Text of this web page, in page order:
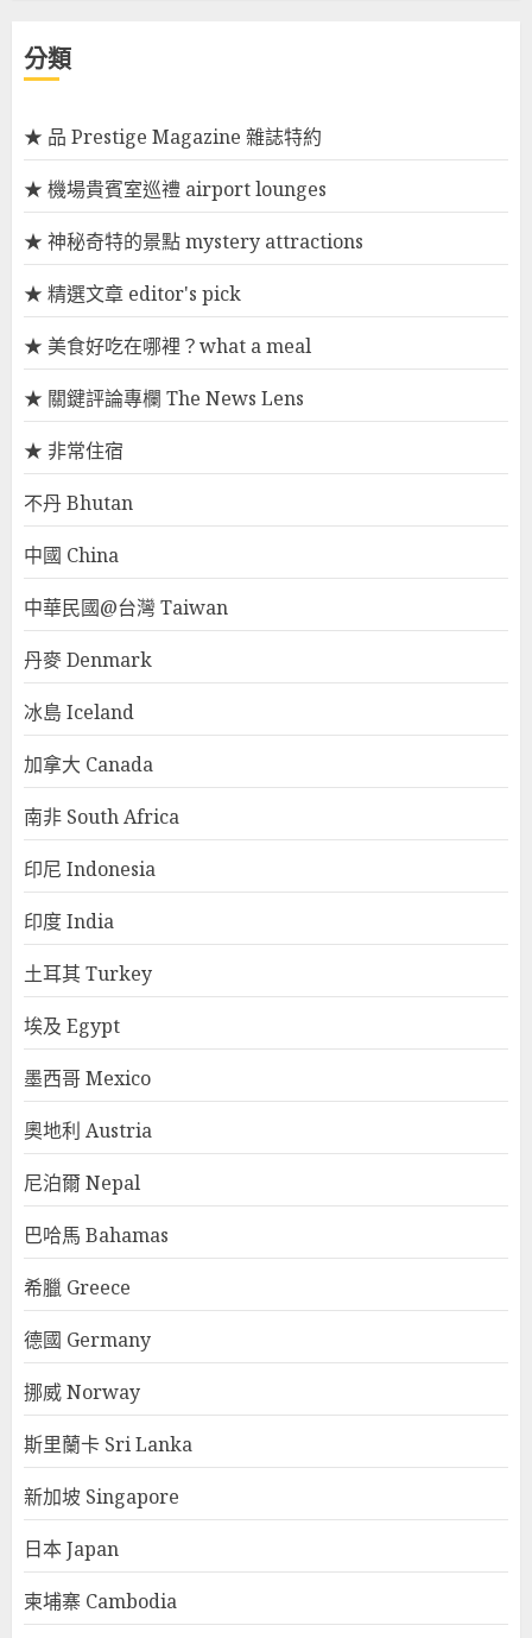
分類
★ 品 Prestige Magazine 雜誌特約
★ 機場貴賓室巡禮 airport lounges
★ 神秘奇特的景點 mystery attractions
★ 精選文章 editor's pick
★ 美食好吃在哪裡？what a meal
★ 關鍵評論專欄 The News Lens
★ 非常住宿
不丹 Bhutan
中國 China
中華民國@台灣 Taiwan
丹麥 Denmark
冰島 Iceland
加拿大 Canada
南非 South Africa
印尼 Indonesia
印度 India
土耳其 Turkey
埃及 Egypt
墨西哥 Mexico
奧地利 Austria
尼泊爾 Nepal
巴哈馬 Bahamas
希臘 Greece
德國 Germany
挪威 Norway
斯里蘭卡 Sri Lanka
新加坡 Singapore
日本 Japan
柬埔寨 Cambodia